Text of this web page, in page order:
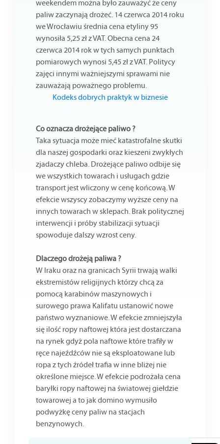
weekendem można było zauważyć że ceny
paliw zaczynają drożeć. 14 czerwca 2014 roku
we Wrocławiu średnia cena etyliny 95
wynosiła 5,25 zł z VAT. Obecna cena 24
czerwca 2014 rok w tych samych punktach
pomiarowych wynosi 5,45 zł z VAT. Politycy
zajęci innymi ważniejszymi sprawami nie
zauważają poważnego problemu.
Kodeks dobrych praktyk w biznesie
Co oznacza drożejące paliwo ?
Taka sytuacja może mieć katastrofalne skutki
dla naszej gospodarki oraz kieszeni zwykłych
zjadaczy chleba. Drożejące paliwo odbije się
we wszystkich towarach i usługach gdzie
transport jest wliczony w cenę końcową. W
efekcie wszyscy zobaczymy wyższe ceny na
innych towarach w sklepach. Brak politycznej
interwencji i próby stabilizacji sytuacji
spowoduje dalszy wzrost ceny.
Dlaczego drożeją paliwa ?
W Iraku oraz na granicach Syrii trwają walki
ekstremistów religijnych którzy chcą za
pomocą karabinów maszynowych i
surowego prawa Kalifatu ustanowić nowe
państwo wyznaniowe. W efekcie zmniejszyła
się ilość ropy naftowej która jest dostarczana
na rynek gdyż pola naftowe które trafiły w
ręce najeźdźców nie są eksploatowane lub
ropa z tych źródeł trafia w inne bliżej nie
określone miejsce. W efekcie podrożała cena
baryłki ropy naftowej na światowej giełdzie
towarowej a to jak domino wymusiło
podwyżkę ceny paliw na stacjach
benzynowych.